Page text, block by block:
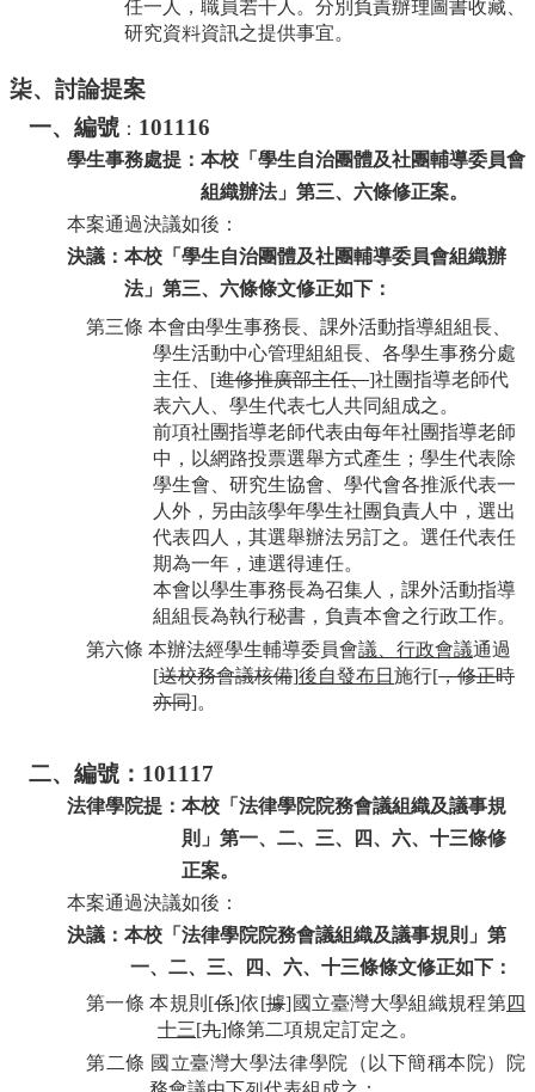
任一人，職員若干人。分別負責辦理圖書收藏、
研究資料資訊之提供事宜。
柒、討論提案
一、編號 ： 101116
學生事務處提：本校「學生自治團體及社團輔導委員會
組織辦法」第三、六條修正案。
本案通過決議如後：
決議：本校「學生自治團體及社團輔導委員會組織辦
法」第三、六條條文修正如下：
第三條 本會由學生事務長、課外活動指導組組長、
學生活動中心管理組組長、各學生事務分處
主任、 [進修推廣部主任、]社團指導老師代
表六人、學生代表七人共同組成之。
前項社團指導老師代表由每年社團指導老師
中，以網路投票選舉方式產生；學生代表除
學生會、研究生協會、學代會各推派代表一
人外，另由該學年學生社團負責人中，選出
代表四人，其選舉辦法另訂之。選任代表任
期為一年，連選得連任。
本會以學生事務長為召集人，課外活動指導
組組長為執行秘書，負責本會之行政工作。
第六條 本辦法經學生輔導委員會議、行政會議通過
[送校務會議核備]後自發布日 施行[，修正時
亦同]。
二、編號： 101117
法律學院提：本校「法律學院院務會議組織及議事規
則」第一、二、三、四、六、十三條修
正案。
本案通過決議如後：
決議：本校「法律學院院務會議組織及議事規則」第
一、二、三、四、六、十三條條文修正如下 ：
第一條 本規則 [係]依[據]國立臺灣大學組織規程第四
十三[九]條第二項規定訂定之。
第二條 國立臺灣大學法律學院（以下簡稱本院）院